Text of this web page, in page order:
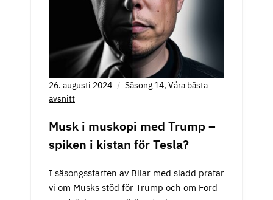
26. augusti 2024 Säsong 14, Våra bästa
avsnitt
Musk i muskopi med Trump –
spiken i kistan för Tesla?
I säsongsstarten av Bilar med sladd pratar
vi om Musks stöd för Trump och om Ford